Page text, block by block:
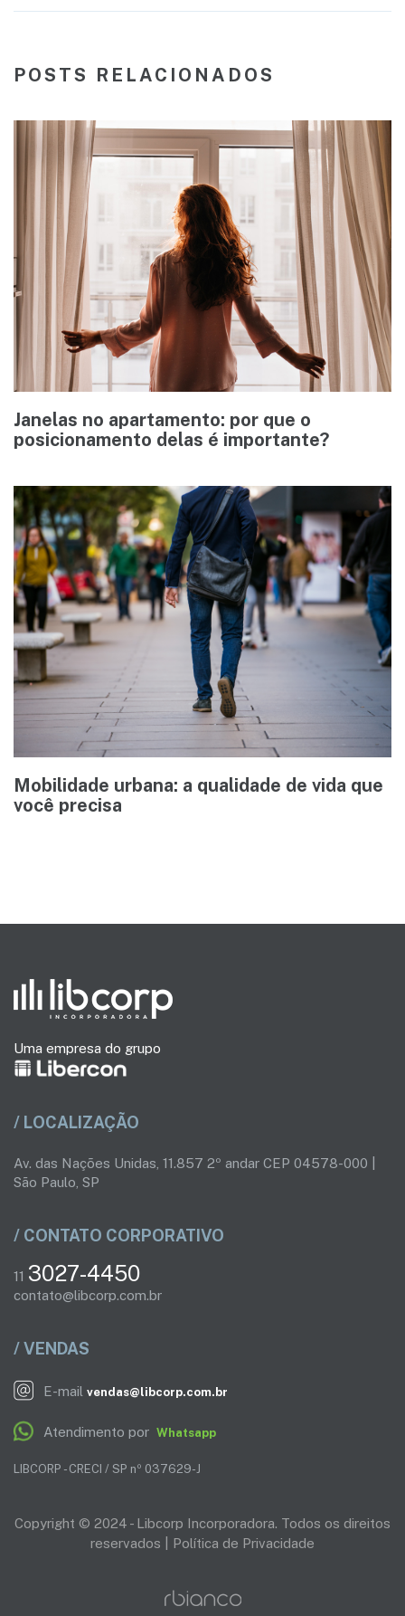
POSTS RELACIONADOS
Janelas no apartamento: por que o
posicionamento delas é importante?
Mobilidade urbana: a qualidade de vida que
você precisa
Uma empresa do grupo
/ LOCALIZAÇÃO
Av. das Nações Unidas, 11.857 2º andar CEP 04578-000 |
São Paulo, SP
/ CONTATO CORPORATIVO
11 3027-4450
contato@libcorp.com.br
/ VENDAS
E-mail vendas@libcorp.com.br
Atendimento por Whatsapp
LIBCORP - CRECI / SP nº 037629-J
Copyright © 2024 - Libcorp Incorporadora. Todos os direitos
reservados | Política de Privacidade